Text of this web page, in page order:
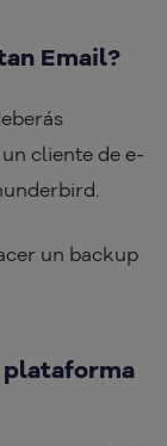
Email?
cliente de e-
un backup
plataforma